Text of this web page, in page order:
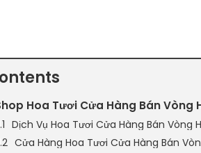
Hoa Tươi Cửa Hàng Bán Vòng
Dịch Vụ Hoa Tươi Cửa Hàng Bán Vòng
Cửa Hàng Hoa Tươi Cửa Hàng Bán